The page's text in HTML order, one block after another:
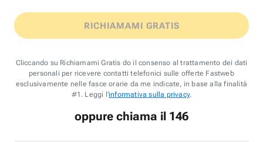
RICHIAMAMI GRATIS
Cliccando su Richiamami Gratis do il consenso al trattamento dei dati
personali per ricevere contatti telefonici sulle offerte Fastweb
esclusivamente nelle fasce orarie da me indicate, in base alla finalità
#1. Leggi l'informativa sulla privacy.
oppure chiama il 146